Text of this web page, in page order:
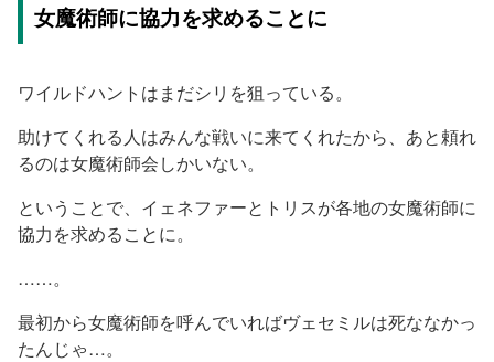
女魔術師に協力を求めることに
ワイルドハントはまだシリを狙っている。
助けてくれる人はみんな戦いに来てくれたから、あと頼れ
るのは女魔術師会しかいない。
ということで、イェネファーとトリスが各地の女魔術師に
協力を求めることに。
……。
最初から女魔術師を呼んでいればヴェセミルは死ななかっ
たんじゃ…。